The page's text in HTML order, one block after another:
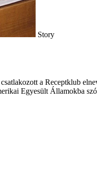
Story
a Receptklub
Egyesült Államokba